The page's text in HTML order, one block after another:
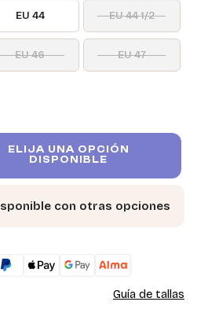
EU 44 EU 44 1/2
EU 46 EU 47
ELIJA UNA OPCIÓN
DISPONIBLE
con otras opciones
Guía de tallas